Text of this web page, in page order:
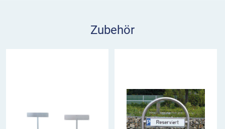
Zubehör